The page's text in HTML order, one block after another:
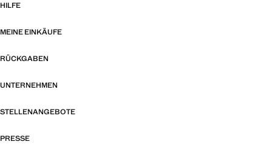
HILFE
MEINE EINKÄUFE
RÜCKGABEN
UNTERNEHMEN
STELLENANGEBOTE
PRESSE